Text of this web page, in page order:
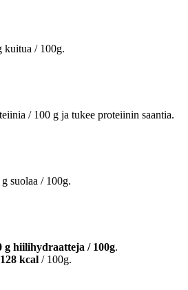
kuitua / 100g.
/ 100 g ja tukee proteiinin saantia.
suolaa / 100g.
g hiilihydraatteja / 100g.
128 kcal / 100g.